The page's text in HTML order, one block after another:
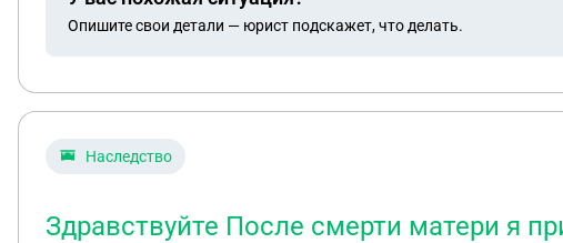
Опишите свои детали — юрист подскажет, что делать.
Наследство
Здравствуйте После смерти матери я